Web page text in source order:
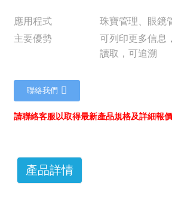
應用程式
珠寶管理、眼鏡
主要優勢
可列印更多信息
讀取，可追溯
聯絡我們
請聯絡客服以取得最新產品規格及詳細報價
產品詳情